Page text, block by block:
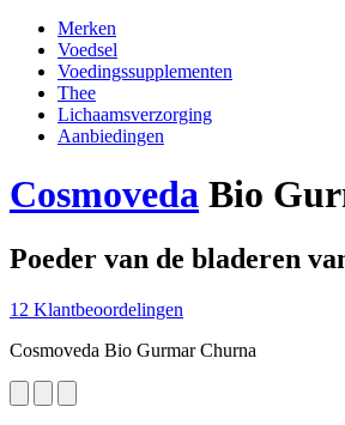
Merken
Voedsel
Voedingssupplementen
Thee
Lichaamsverzorging
Aanbiedingen
Cosmoveda Bio
Poeder van de bladeren
12 Klantbeoordelingen
Cosmoveda Bio Gurmar Churna